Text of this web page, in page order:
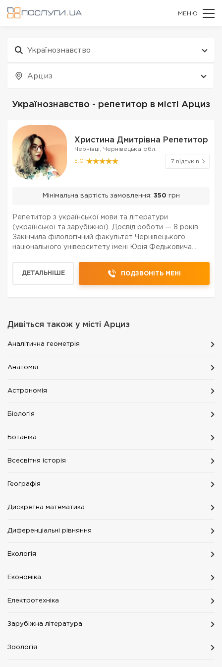
МЕНЮ
Українознавство
Арциз
Українознавство - репетитор в місті Арциз
Христина Дмитрівна Репетитор
Чернівці, Чернівецька обл.
5.0 7 відгуків
Мінімальна вартість замовлення: 350 грн
Репетитор з української мови та літератури
(української та зарубіжної). Досвід роботи — 8 років.
Закінчила філологічний факультет Чернівецького
національного університету імені Юрія Федьковича.
ДЕТАЛЬНІШЕ ПОДЗВОНІТЬ МЕНІ
Дивіться також у місті Арциз
Аналітична геометрія
Анатомія
Астрономія
Біологія
Ботаніка
Всесвітня історія
Географія
Дискретна математика
Диференціальні рівняння
Екологія
Економіка
Електротехніка
Зарубіжна література
Зоологія